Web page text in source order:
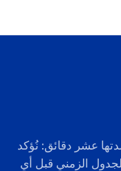
نُؤكد
أي